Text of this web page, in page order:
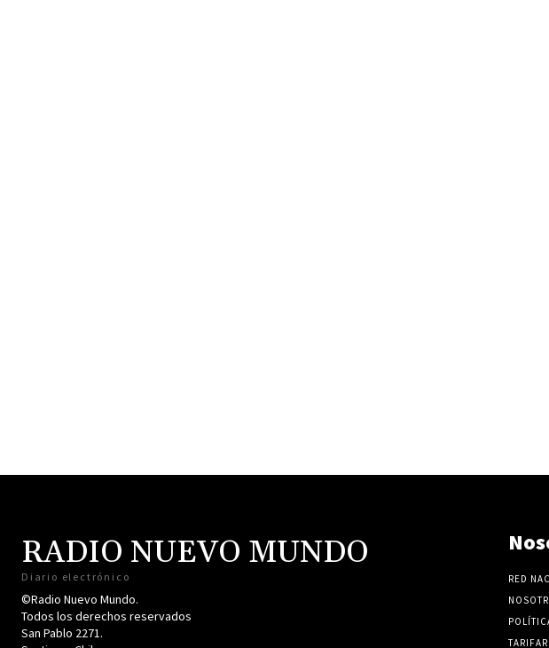
RADIO NUEVO MUNDO
Diario electrónico
©Radio Nuevo Mundo.
Todos los derechos reservados
San Pablo 2271.
RED